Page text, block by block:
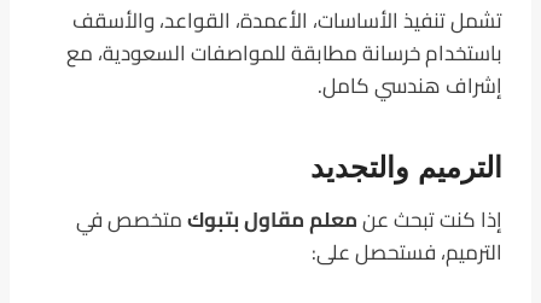
تشمل تنفيذ الأساسات، الأعمدة، القواعد، والأسقف
باستخدام خرسانة مطابقة للمواصفات السعودية، مع
إشراف هندسي كامل.
الترميم والتجديد
إذا كنت تبحث عنمعلم مقاول بتبوكمتخصص في
الترميم، فستحصل على: